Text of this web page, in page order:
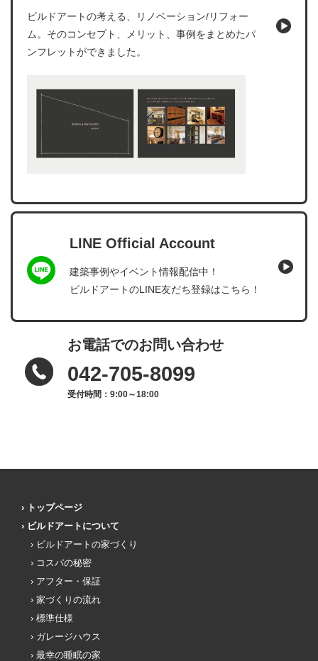
ビルドアートの考える、リノベーション/リフォー
ム。そのコンセプト、メリット、事例をまとめたパ
ンフレットができました。
LINE Official Account
建築事例やイベント情報配信中！
ビルドアートのLINE友だち登録はこちら！
お電話でのお問い合わせ
042-705-8099
受付時間：9:00～18:00
トップページ
ビルドアートについて
ビルドアートの家づくり
コスパの秘密
アフター・保証
家づくりの流れ
標準仕様
ガレージハウス
最幸の睡眠の家